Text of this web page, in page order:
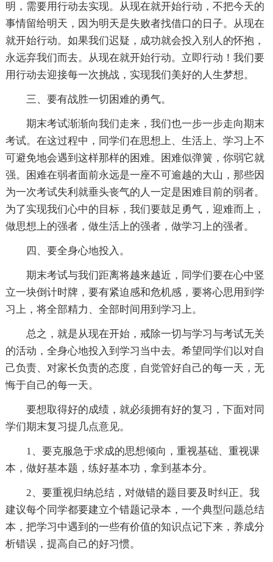
明，需要用行动去实现。从现在就开始行动，不把今天的
事情留给明天，因为明天是失败者找借口的日子。从现在
就开始行动。如果我们迟疑，成功就会投入别人的怀抱，
永远弃我们而去。从现在就开始行动。立即行动！我们要
用行动去迎接每一次挑战，实现我们美好的人生梦想。
三、要有战胜一切困难的勇气。
期末考试渐渐向我们走来，我们也一步一步走向期末
考试。在这过程中，同学们在思想上、生活上、学习上不
可避免地会遇到这样那样的困难。困难似弹簧，你弱它就
强。困难在弱者面前永远是一座不可逾越的大山，那些因
为一次考试失利就垂头丧气的人一定是困难目前的弱者。
为了实现我们心中的目标，我们要鼓足勇气，迎难而上，
做思想上的强者，做生活上的强者，做学习上的强者。
四、要全身心地投入。
期末考试与我们距离将越来越近，同学们要在心中竖
立一块倒计时牌，要有紧迫感和危机感，要将心思用到学
习上，将全部精力、全部时间用到学习上。
总之，就是从现在开始，戒除一切与学习与考试无关
的活动，全身心地投入到学习当中去。希望同学们以对自
己负责、对家长负责的态度，自觉管好自己的每一天，无
悔于自己的每一天。
要想取得好的成绩，就必须拥有好的复习，下面对同
学们期末复习提几点意见。
1、要克服急于求成的思想倾向，重视基础、重视课
本，做好基本题，练好基本功，拿到基本分。
2、要重视归纳总结，对做错的题目要及时纠正。我
建议每个同学都要建立个错题记录本，一个典型问题总结
本，把学习中遇到的一些有价值的知识点记下来，养成分
析错误，提高自己的好习惯。